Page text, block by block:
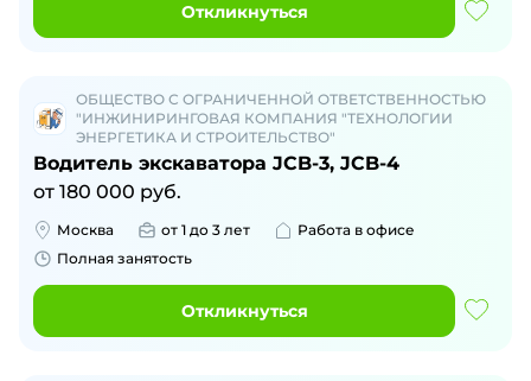
Откликнуться
ОБЩЕСТВО С ОГРАНИЧЕННОЙ ОТВЕТСТВЕННОСТЬЮ
"ИНЖИНИРИНГОВАЯ КОМПАНИЯ "ТЕХНОЛОГИИ
ЭНЕРГЕТИКА И СТРОИТЕЛЬСТВО"
Водитель экскаватора JCB-3, JCB-4
от 180 000 руб.
Москва от 1 до 3 лет
Работа в офисе
Полная занятость
Откликнуться